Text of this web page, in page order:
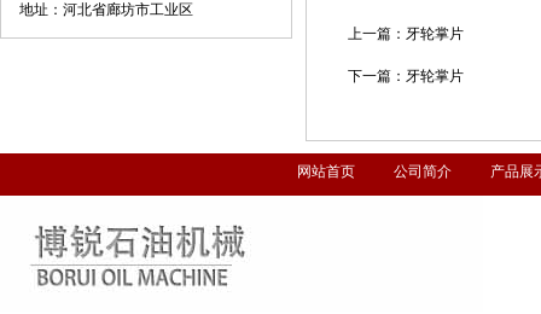
上一篇： 牙轮掌片
下一篇： 牙轮掌片
地址：河北省廊坊市工业区
网站首页 公司简介 产品展